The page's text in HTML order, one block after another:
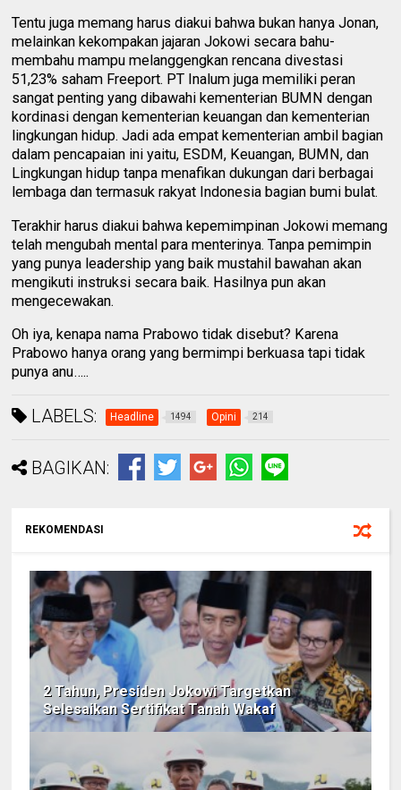
Tentu juga memang harus diakui bahwa bukan hanya Jonan,
melainkan kekompakan jajaran Jokowi secara bahu-
membahu mampu melanggengkan rencana divestasi
51,23% saham Freeport. PT Inalum juga memiliki peran
sangat penting yang dibawahi kementerian BUMN dengan
kordinasi dengan kementerian keuangan dan kementerian
lingkungan hidup. Jadi ada empat kementerian ambil bagian
dalam pencapaian ini yaitu, ESDM, Keuangan, BUMN, dan
Lingkungan hidup tanpa menafikan dukungan dari berbagai
lembaga dan termasuk rakyat Indonesia bagian bumi bulat.
Terakhir harus diakui bahwa kepemimpinan Jokowi memang
telah mengubah mental para menterinya. Tanpa pemimpin
yang punya leadership yang baik mustahil bawahan akan
mengikuti instruksi secara baik. Hasilnya pun akan
mengecewakan.
Oh iya, kenapa nama Prabowo tidak disebut? Karena
Prabowo hanya orang yang bermimpi berkuasa tapi tidak
punya anu…..
LABELS: Headline 1494 Opini 214
BAGIKAN:
REKOMENDASI
2 Tahun, Presiden Jokowi Targetkan
Selesaikan Sertifikat Tanah Wakaf